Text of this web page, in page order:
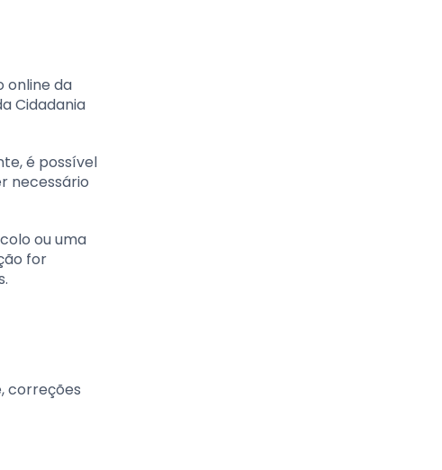
online da
Cidadania
é possível
necessário
ou uma
for
correções